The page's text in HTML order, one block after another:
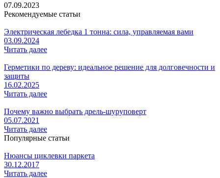
07.09.2023
Рекомендуемые статьи
Электрическая лебедка 1 тонна: сила, управляемая вами
03.09.2024
Читать далее
Герметики по дереву: идеальное решение для долговечности и
защиты
16.02.2025
Читать далее
Почему важно выбрать дрель-шуруповерт
05.07.2021
Читать далее
Популярные статьи
Нюансы циклевки паркета
30.12.2017
Читать далее